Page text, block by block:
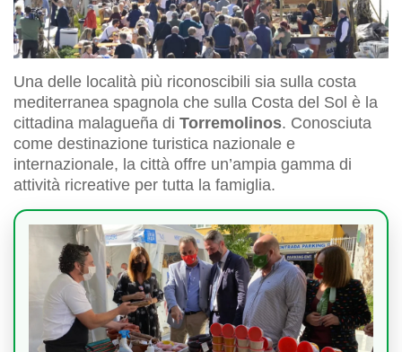
Una delle località più riconoscibili sia sulla costa
mediterranea spagnola che sulla Costa del Sol è la
cittadina malagueña di Torremolinos. Conosciuta
come destinazione turistica nazionale e
internazionale, la città offre un’ampia gamma di
attività ricreative per tutta la famiglia.